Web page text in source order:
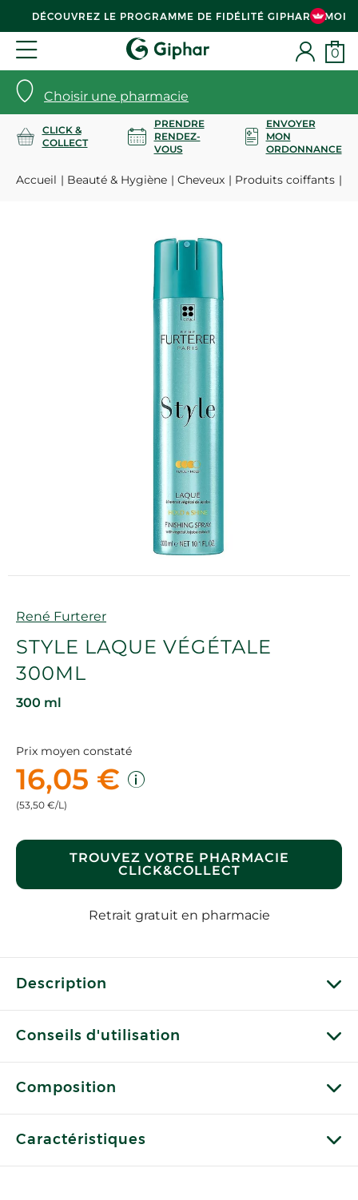
DÉCOUVREZ LE PROGRAMME DE FIDÉLITÉ GIPHAR & MOI
Choisir une pharmacie
0
CLICK &
COLLECT
PRENDRE
RENDEZ-
VOUS
ENVOYER
MON
ORDONNANCE
Accueil Beauté & Hygiène Cheveux Produits coiffants
Marque
René Furterer
STYLE LAQUE VÉGÉTALE
300ML
300 ml
Prix moyen constaté
16,05 €
(53,50 €/L)
TROUVEZ VOTRE PHARMACIE
CLICK&COLLECT
Retrait gratuit en pharmacie
Description
Conseils d'utilisation
Composition
Caractéristiques